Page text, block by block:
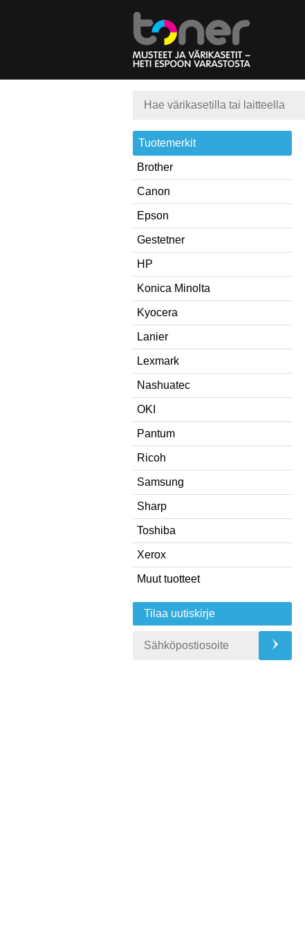
Tuotemerkit
Brother
Canon
Epson
Gestetner
HP
Konica Minolta
Kyocera
Lanier
Lexmark
Nashuatec
OKI
Pantum
Ricoh
Samsung
Sharp
Toshiba
Xerox
Muut tuotteet
Tilaa uutiskirje